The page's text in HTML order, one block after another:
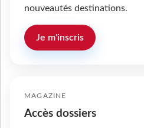
nouveautés destinations.
Je m'inscris
MAGAZINE
Accès dossiers